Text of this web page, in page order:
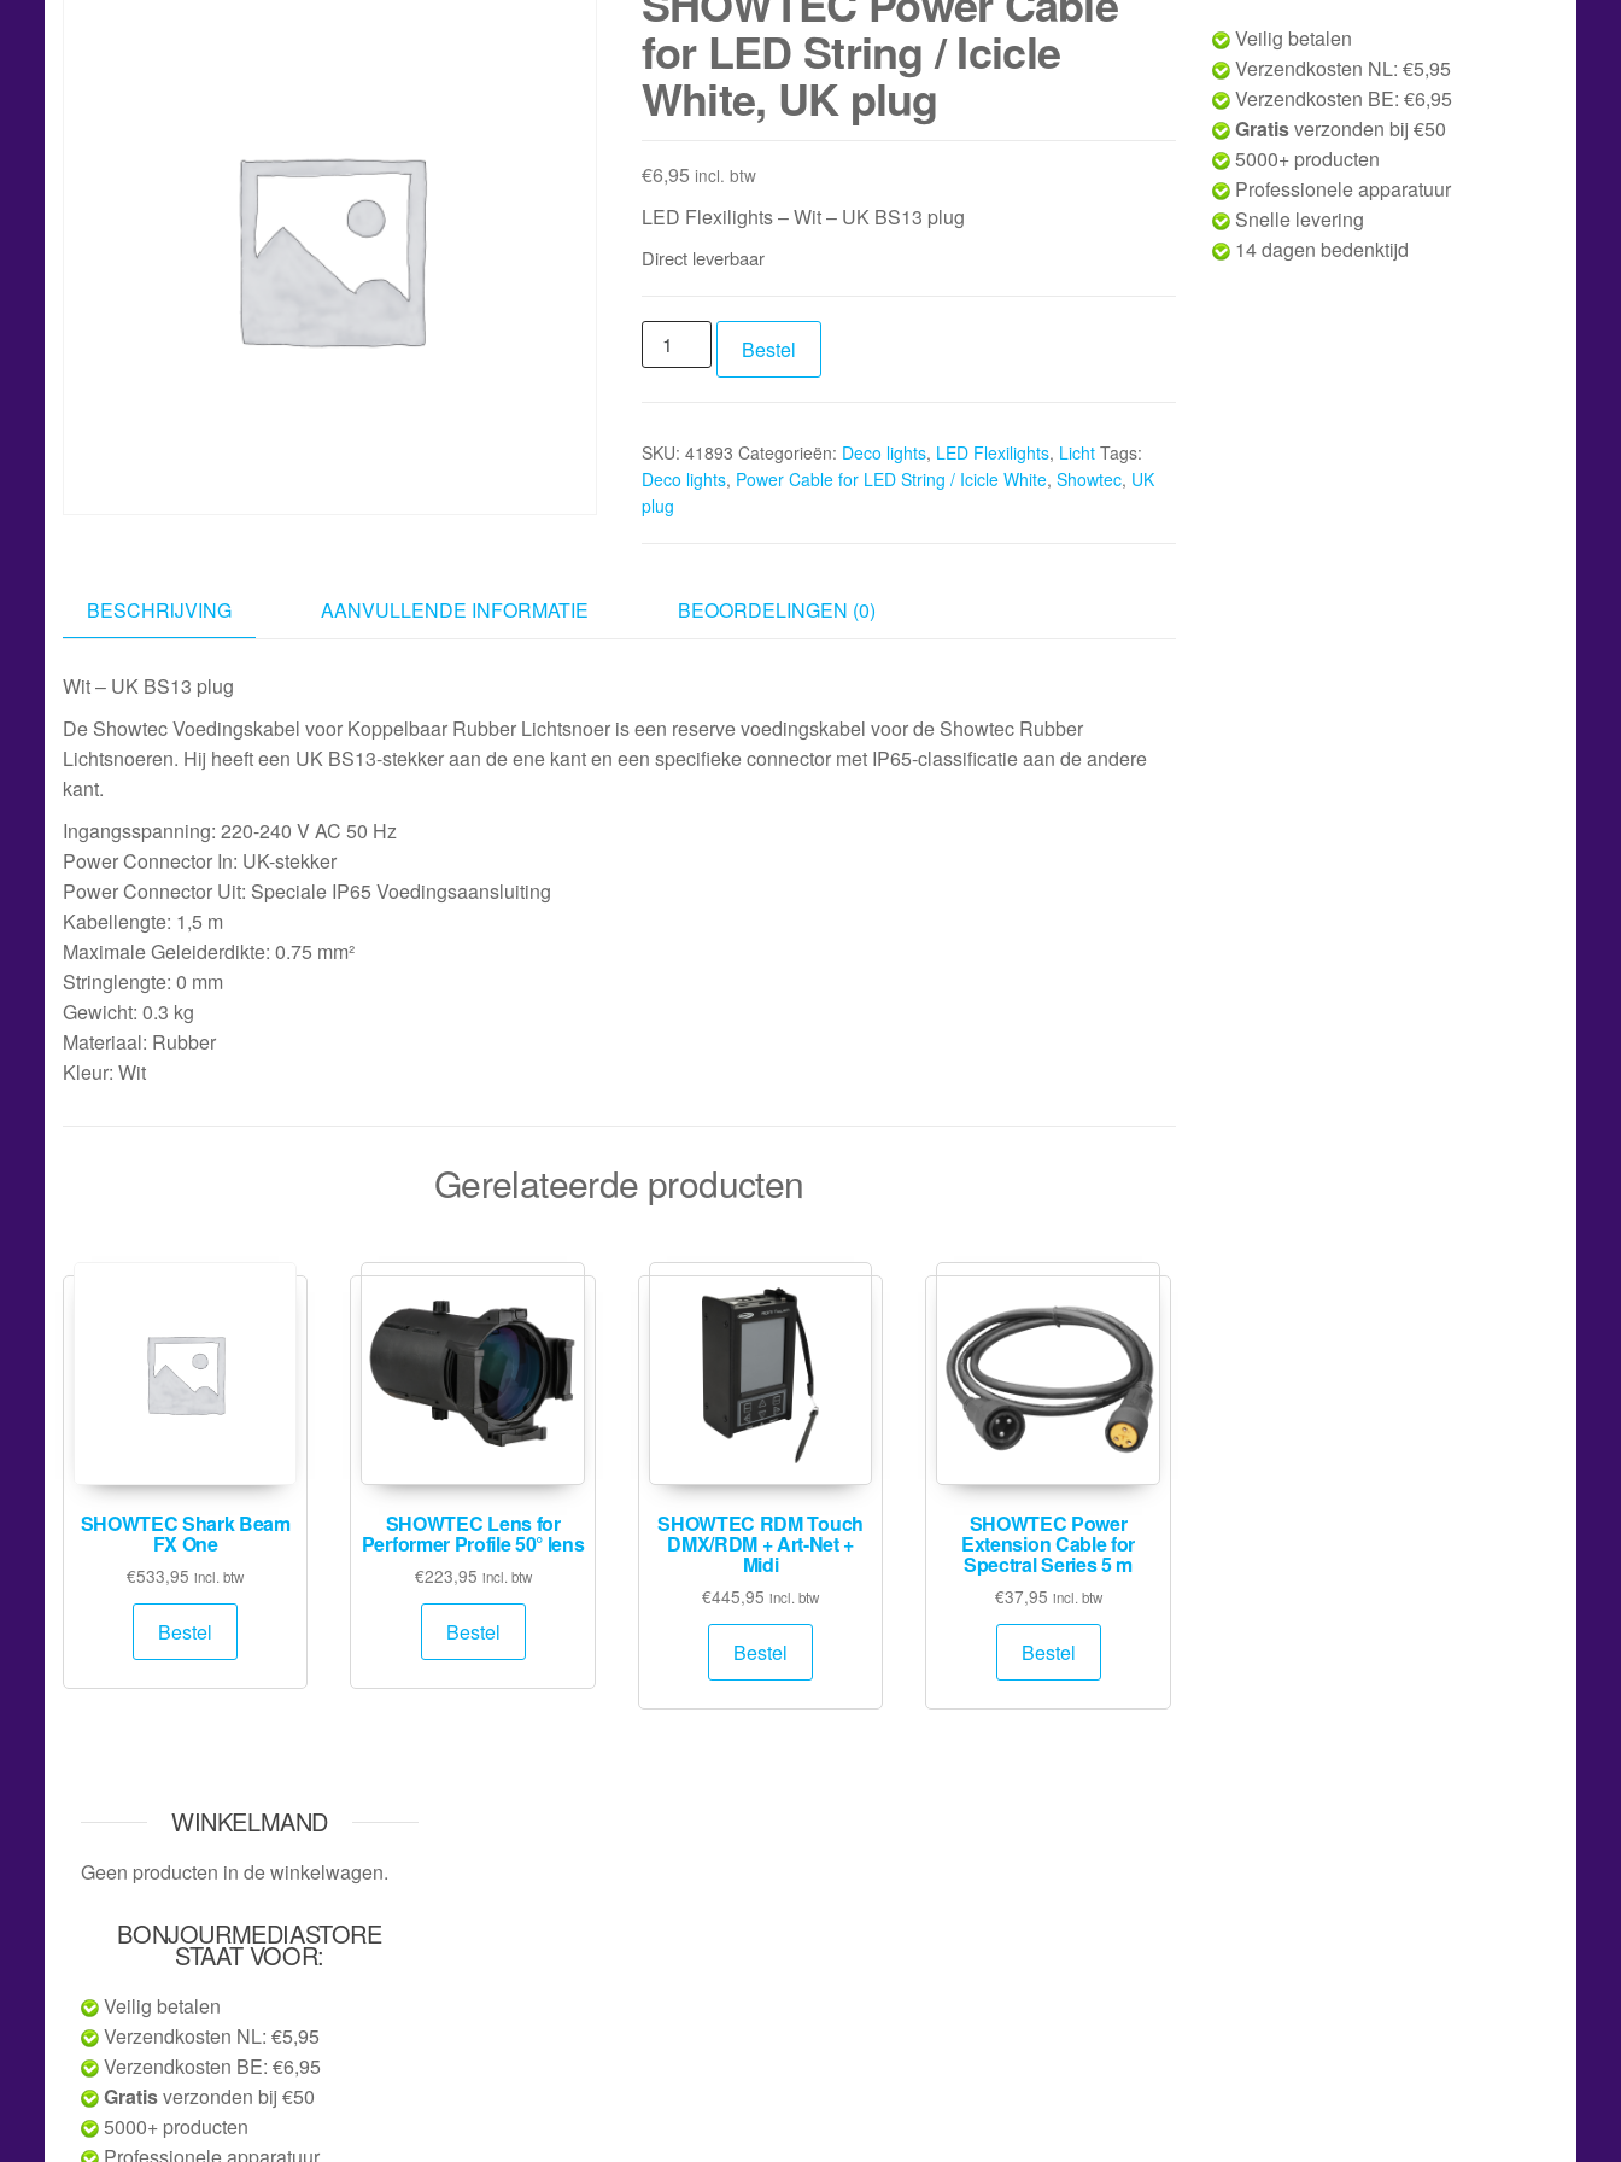
for LED String / Icicle
White, UK plug
€6,95 incl. btw
LED Flexilights – Wit – UK BS13 plug
Direct leverbaar
SHOWTEC
Power
LED
String
/
Bestel
SKU: 41893 Categorieën: Deco lights, LED Flexilights, Licht Tags:
Deco lights, Power Cable for LED String / Icicle White, Showtec, UK
plug
BESCHRIJVING AANVULLENDE INFORMATIE BEOORDELINGEN (0)
Wit – UK BS13 plug
De Showtec Voedingskabel voor Koppelbaar Rubber Lichtsnoer is een reserve voedingskabel voor de Showtec Rubber
Lichtsnoeren. Hij heeft een UK BS13-stekker aan de ene kant en een specifieke connector met IP65-classificatie aan de andere
kant.
Ingangsspanning: 220-240 V AC 50 Hz
Power Connector In: UK-stekker
Power Connector Uit: Speciale IP65 Voedingsaansluiting
Kabellengte: 1,5 m
Maximale Geleiderdikte: 0.75 mm²
Stringlengte: 0 mm
Gewicht: 0.3 kg
Materiaal: Rubber
Kleur: Wit
Gerelateerde producten
SHOWTEC Shark Beam
FX One
€533,95 incl. btw
Bestel
SHOWTEC Lens for
Performer Profile 50° lens
€223,95 incl. btw
Bestel
SHOWTEC RDM Touch
DMX/RDM + Art-Net +
Midi
€445,95 incl. btw
Bestel
SHOWTEC Power
Extension Cable for
Spectral Series 5 m
€37,95 incl. btw
Bestel
Veilig betalen
Verzendkosten NL: €5,95
Verzendkosten BE: €6,95
Gratisverzonden bij €50
5000+ producten
Professionele apparatuur
Snelle levering
14 dagen bedenktijd
WINKELMAND
Geen producten in de winkelwagen.
BONJOURMEDIASTORE
STAAT VOOR:
Veilig betalen
Verzendkosten NL: €5,95
Verzendkosten BE: €6,95
Gratisverzonden bij €50
5000+ producten